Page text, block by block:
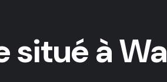
situé à